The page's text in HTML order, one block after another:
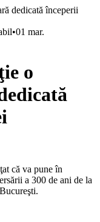
•01 mar.
o
că va pune în
a 300 de ani de la